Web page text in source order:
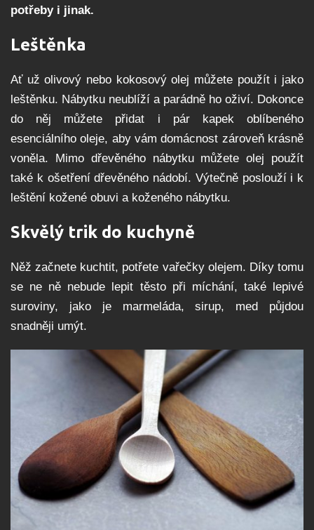
potřeby i jinak.
Leštěnka
Ať už olivový nebo kokosový olej můžete použít i jako
leštěnku. Nábytku neublíží a parádně ho oživí. Dokonce
do něj můžete přidat i pár kapek oblíbeného
esenciálního oleje, aby vám domácnost zároveň krásně
voněla. Mimo dřevěného nábytku můžete olej použít
také k ošetření dřevěného nádobí. Výtečně poslouží i k
leštění kožené obuvi a koženého nábytku.
Skvělý trik do kuchyně
Něž začnete kuchtit, potřete vařečky olejem. Díky tomu
se ne ně nebude lepit těsto při míchání, také lepivé
suroviny, jako je marmeláda, sirup, med půjdou
snadněji umýt.